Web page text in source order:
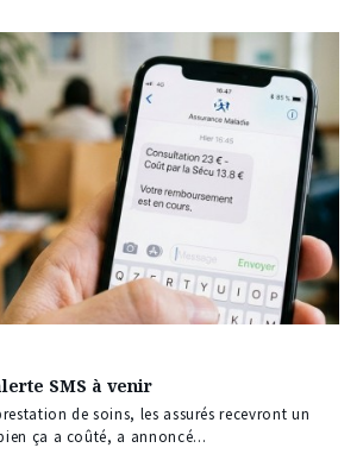
SMS à venir
de soins, les assurés recevront un
ça a coûté, a annoncé...